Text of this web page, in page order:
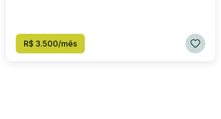
completa, quadra de tênis, quadra poliesportiva, piscina,
saunas, cinema, brinquedoteca, mercado smart, salão
R$ 3.500/mês